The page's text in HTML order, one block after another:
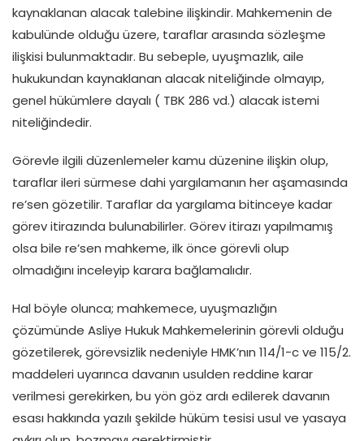
kaynaklanan alacak talebine ilişkindir. Mahkemenin de
kabulünde olduğu üzere, taraflar arasında sözleşme
ilişkisi bulunmaktadır. Bu sebeple, uyuşmazlık, aile
hukukundan kaynaklanan alacak niteliğinde olmayıp,
genel hükümlere dayalı ( TBK 286 vd.) alacak istemi
niteliğindedir.
Görevle ilgili düzenlemeler kamu düzenine ilişkin olup,
taraflar ileri sürmese dahi yargılamanın her aşamasında
re’sen gözetilir. Taraflar da yargılama bitinceye kadar
görev itirazında bulunabilirler. Görev itirazı yapılmamış
olsa bile re’sen mahkeme, ilk önce görevli olup
olmadığını inceleyip karara bağlamalıdır.
Hal böyle olunca; mahkemece, uyuşmazlığın
çözümünde Asliye Hukuk Mahkemelerinin görevli olduğu
gözetilerek, görevsizlik nedeniyle HMK’nın 114/1-c ve 115/2.
maddeleri uyarınca davanın usulden reddine karar
verilmesi gerekirken, bu yön göz ardı edilerek davanın
esası hakkında yazılı şekilde hüküm tesisi usul ve yasaya